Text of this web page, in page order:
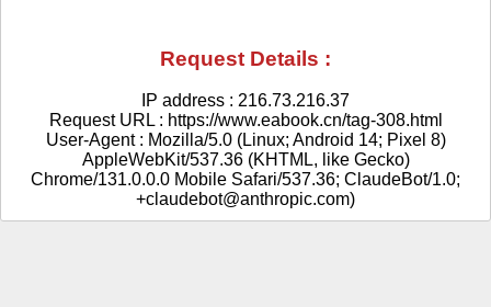
Request Details :
IP address : 216.73.216.37
Request URL : https://www.eabook.cn/tag-308.html
User-Agent : Mozilla/5.0 (Linux; Android 14; Pixel 8)
AppleWebKit/537.36 (KHTML, like Gecko)
Chrome/131.0.0.0 Mobile Safari/537.36; ClaudeBot/1.0;
+claudebot@anthropic.com)